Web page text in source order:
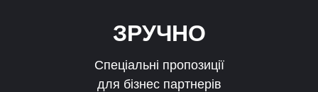
ЗРУЧНО
Спеціальні пропозиції
для бізнес партнерів